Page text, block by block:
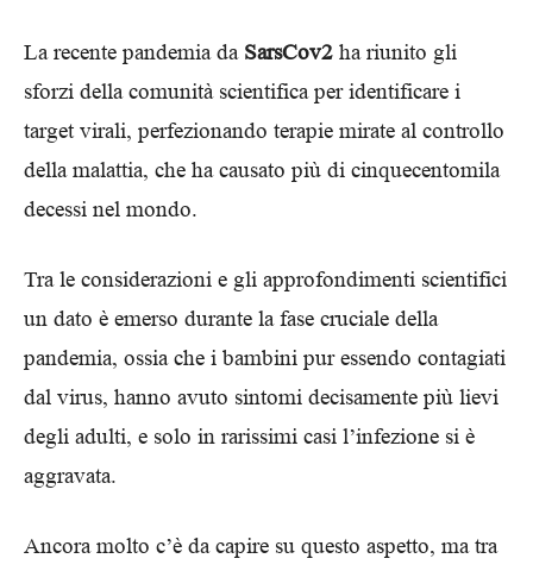
La recente pandemia da SarsCov2 ha riunito gli
sforzi della comunità scientifica per identificare i
target virali, perfezionando terapie mirate al controllo
della malattia, che ha causato più di cinquecentomila
decessi nel mondo.
Tra le considerazioni e gli approfondimenti scientifici
un dato è emerso durante la fase cruciale della
pandemia, ossia che i bambini pur essendo contagiati
dal virus, hanno avuto sintomi decisamente più lievi
degli adulti, e solo in rarissimi casi l’infezione si è
aggravata.
Ancora molto c’è da capire su questo aspetto, ma tra